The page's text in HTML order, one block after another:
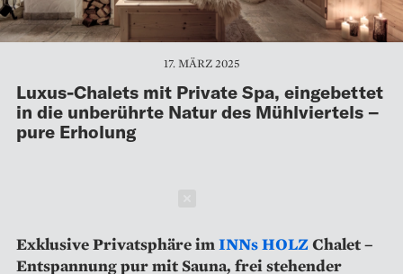
17. MÄRZ 2025
Luxus-Chalets mit Private Spa, eingebettet
in die unberührte Natur des Mühlviertels –
pure Erholung
Exklusive Privatsphäre imINNs HOLZChalet –
Entspannung pur mit Sauna, frei stehender